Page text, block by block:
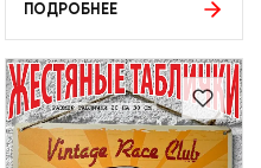
ПОДРОБНЕЕ